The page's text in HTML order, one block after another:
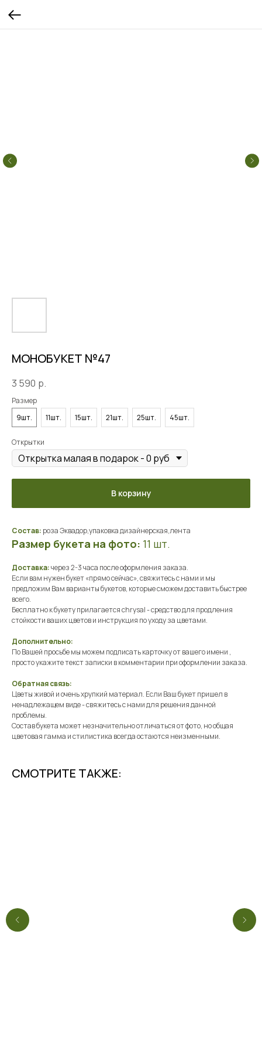
МОНОБУКЕТ №47
3 590 р.
Размер
9шт.
11шт. 15шт. 21шт. 25шт. 45шт.
Открытки
В корзину
Состав: роза Эквадор,упаковка дизайнерская,лента
Размер букета на фото: 11 шт.
Доставка:через 2-3 часа после оформления заказа.
Если вам нужен букет «прямо сейчас», свяжитесь с нами и мы
предложим Вам варианты букетов, которые сможем доставить быстрее
всего.
Бесплатно к букету прилагается chrysal - средство для продления
стойкости ваших цветов и инструкция по уходу за цветами.
Дополнительно:
По Вашей просьбе мы можем подписать карточку от вашего имени ,
просто укажите текст записки в комментарии при оформлении заказа.
Обратная связь:
Цветы живой и очень хрупкий материал. Если Ваш букет пришел в
ненадлежащем виде - свяжитесь с нами для решения данной
проблемы.
Состав букета может незначительно отличаться от фото, но общая
цветовая гамма и стилистика всегда остаются неизменными.
СМОТРИТЕ ТАКЖЕ: